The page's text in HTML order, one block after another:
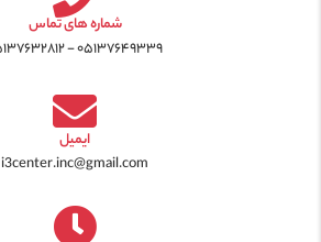
شماره های تماس
۰۵۱۳۷۶۴۹۳۳۹ - ۰۵۱۳۷۶۳۲۸۱۲
ایمیل
i3center.inc@gmail.com